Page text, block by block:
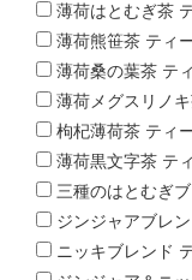
薄荷はとむぎ茶
薄荷熊笹茶 ティ
薄荷桑の葉茶 テ
薄荷メグスリノ
枸杞薄荷茶 ティ
薄荷黒文字茶 テ
三種のはとむぎ
ジンジャアブレ
ニッキブレンド